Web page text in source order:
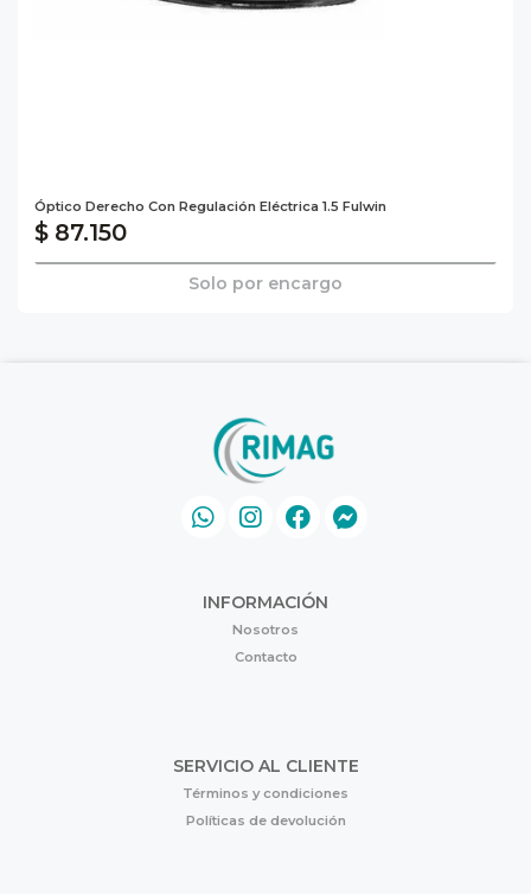
Óptico Derecho Con Regulación Eléctrica 1.5 Fulwin
$ 87.150
Solo por encargo
INFORMACIÓN
Nosotros
Contacto
SERVICIO AL CLIENTE
Términos y condiciones
Políticas de devolución